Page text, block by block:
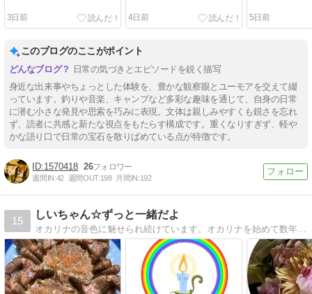
3日前 4日前 5日前
このブログのここがポイント
日常の気づきとエピソードを鋭く描写
身近な出来事やちょっとした体験を、豊かな観察眼とユーモアを交えて綴
っています。釣りや音楽、キャンプなど多彩な趣味を通じて、自身の日常
に潜む小さな発見や思索を巧みに表現。文体は親しみやすくも鋭さを忘れ
ず、読者に共感と新たな視点をもたらす構成です。重くなりすぎず、軽や
かな語り口で日常の宝石を散りばめている点が特徴です。
1570418 26
週間IN:42 週間OUT:198 月間IN:192
15
しいちゃん☆ずっと一緒だよ
オカリナの音色に魅せられ続けています。オカリナを始めて数年まだまだ初心者です。夭折した娘に音が届きますように。娘の病気・点訳・琴など。